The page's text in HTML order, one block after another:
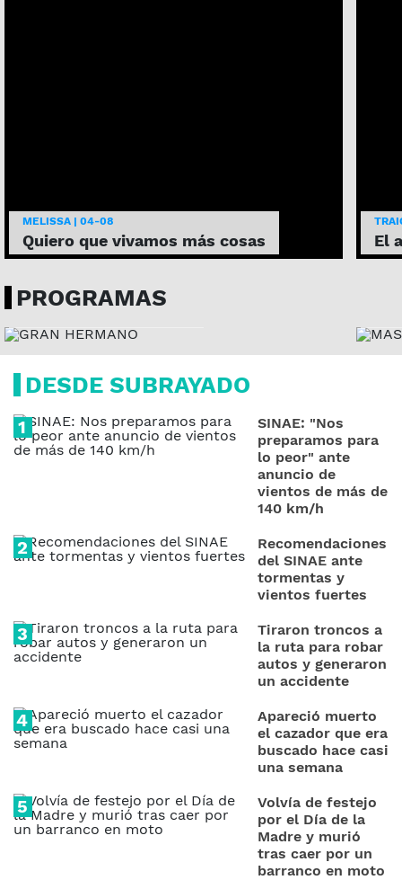
MELISSA | 04-08
Quiero que vivamos más cosas El
PROGRAMAS
LUNES, 22:15 H
DESDE SUBRAYADO
SINAE: "Nos
preparamos para
lo peor" ante
anuncio de
vientos de más de
140 km/h
Recomendaciones
del SINAE ante
tormentas y
vientos fuertes
Tiraron troncos a
la ruta para robar
autos y generaron
un accidente
Apareció muerto
el cazador que era
buscado hace casi
una semana
Volvía de festejo
por el Día de la
Madre y murió
tras caer por un
barranco en moto